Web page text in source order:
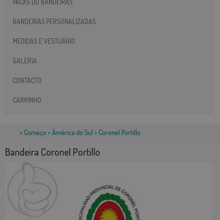
PACKS DO BANDEIRAS
BANDEIRAS PERSONALIZADAS
MEDIDAS E VESTUÁRIO
GALERIA
CONTACTO
CARRINHO
> Começo > Ámérica do Sul > Coronel Portillo
Bandeira Coronel Portillo